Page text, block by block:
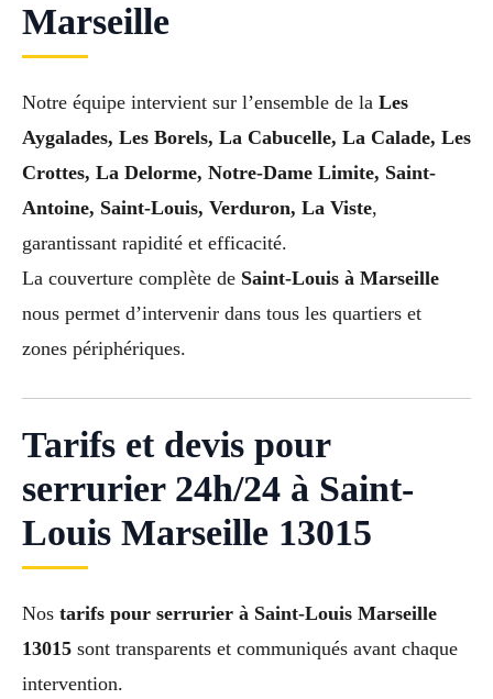
Marseille
Notre équipe intervient sur l’ensemble de la Les
Aygalades, Les Borels, La Cabucelle, La Calade, Les
Crottes, La Delorme, Notre-Dame Limite, Saint-
Antoine, Saint-Louis, Verduron, La Viste,
garantissant rapidité et efficacité.
La couverture complète de Saint-Louis à Marseille
nous permet d’intervenir dans tous les quartiers et
zones périphériques.
Tarifs et devis pour
serrurier 24h/24 à Saint-
Louis Marseille 13015
Nos tarifs pour serrurier à Saint-Louis Marseille
13015 sont transparents et communiqués avant chaque
intervention.